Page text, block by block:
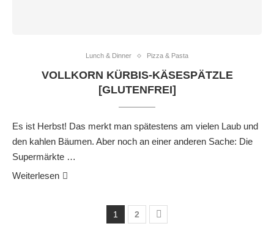
Lunch & Dinner Pizza & Pasta
VOLLKORN KÜRBIS-KÄSESPÄTZLE
[GLUTENFREI]
Es ist Herbst! Das merkt man spätestens am vielen Laub und
den kahlen Bäumen. Aber noch an einer anderen Sache: Die
Supermärkte …
Weiterlesen
1 2